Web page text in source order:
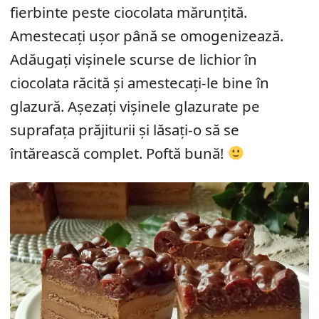
fierbinte peste ciocolata mărunțită.
Amestecați ușor până se omogenizează.
Adăugați vișinele scurse de lichior în
ciocolata răcită și amestecați-le bine în
glazură. Așezați vișinele glazurate pe
suprafața prăjiturii și lăsați-o să se
întărească complet. Poftă bună!